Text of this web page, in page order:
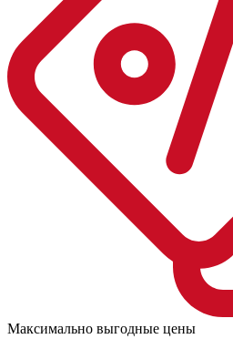
Максимально выгодные цены